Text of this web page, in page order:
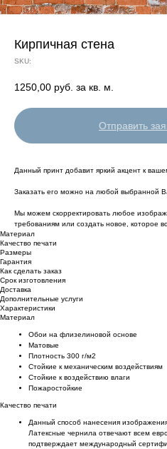
Кирпичная стена
SKU:
1250,00 руб. за кв. м.
Отправить
Данный принт добавит яркий акцент к
Заказать его можно на любой выбранной
Мы можем скорректировать любое
требованиям или создать новое, которое
Материал
Качество печати
Размеры
Гарантия
Как сделать заказ
Срок изготовления
Доставка
Дополнительные услуги
Характеристики
Материал
Обои на флизелиновой основе
Матовые
Плотность 300 г/м2
Стойкие к механическим воздействиям
Cтойкие к воздействию влаги
Пожаростойкие
Качество печати
Данный способ нанесения
Латексные чернила отвечают всем
подтверждает международный